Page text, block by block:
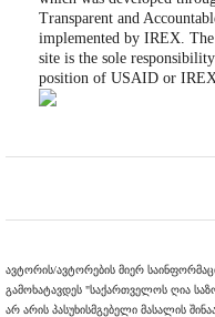
Transparent and
implemented by IREX.
site is the sole
position of USAID or IREX.
ავტორის/ავტორების მიერ
გამოხატავდეს "საქართველოს ღია
არ არის პასუხისმგებელი მასალის